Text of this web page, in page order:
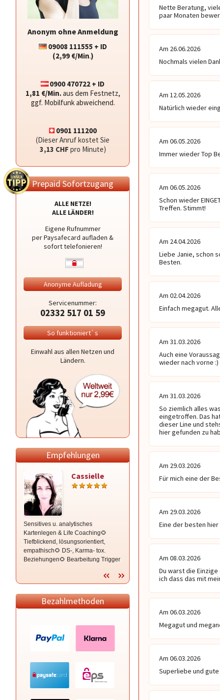
Anonym ohne Anmeldung
09008 111555 + ID
(2,99 €/Min.)
0900 470722 + ID
1,81 €/Min.aus dem Festnetz,
ggf. Mobilfunk abweichend.
0901 111200
(Dieser Anruf kostet Sie
3,13 CHF pro Minute)
Prepaid Sofortzugang
ALLE NETZE!
ALLE LÄNDER!
Eigene Rufnummer
per Paysafecard aufladen &
sofort telefonieren!
Anonyme Aufladung
Servicenummer:
02332 517 01 59
So funktioniert`s
Einwahl aus allen Netzen und
Ländern.
Empfehlungen
Cassielle
Sensitives u. analytisches
Kartenlegen & Life Coaching🌻
Tiefblickend, lösungsorientiert,
empathisch🌻 DS-, Karma- tox.
Beziehungen🌻 Bearbeitung Trigger
Alexander
Mit Empathie, Herz und ehrlichen,
Bezahlmethoden
Nette Beratung,
paar Monaten
Am 26.06.2026
Nochmals vielen
Am 12.05.2026
Natürlich wieder
Am 06.05.2026
Immer wieder Top
Am 06.05.2026
Schon wieder
Treffen. Stimmt!
Am 24.04.2026
Liebe Janie, schon
Besten.
Am 02.04.2026
Einfach megagut.
Am 31.03.2026
Auch eine
wieder nach vorne :)
Am 31.03.2026
So ziemlich alles
eingetroffen. Das
dieser Line und
hier gefunden zu
Am 29.03.2026
Für mich eine der
Am 29.03.2026
Eine der besten
Am 08.03.2026
Du warst die
ich dass das mit
Am 06.03.2026
Megagut und
Am 06.03.2026
Superliebe und